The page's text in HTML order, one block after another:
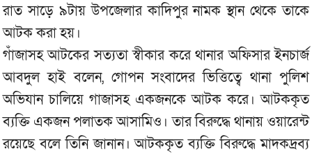
রাত সাড়ে ৯টায় উপজেলার কাদিপুর নামক স্থান থেকে তাকে
আটক করা হয়।
গাঁজাসহ আটকের সত্যতা স্বীকার করে থানার অফিসার ইনচার্জ
আবদুল হাই বলেন, গোপন সংবাদের ভিত্তিত্বে থানা পুলিশ
অভিযান চালিয়ে গাজাসহ একজনকে আটক করে। আটককৃত
ব্যক্তি একজন পলাতক আসামিও। তার বিরুদ্ধে থানায় ওয়ারেন্ট
রয়েছে বলে তিনি জানান। আটককৃত ব্যক্তি বিরুদ্ধে মাদকদ্রব্য